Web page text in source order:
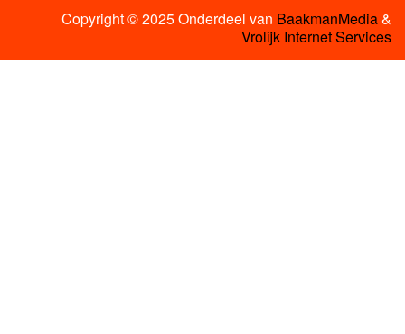
Copyright © 2025 Onderdeel van BaakmanMedia&
Vrolijk Internet Services